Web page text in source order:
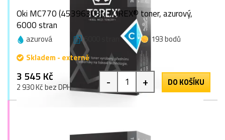
Oki MC770 (45396303), TOREX® toner, azurový,
6000 stran
azurová 6000 stran
193 bodů
Skladem - externě
3 545 Kč
2 930 Kč bez DPH - + DO KOŠÍKU